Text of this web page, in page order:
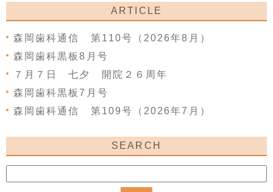
ARTICLE
森岡歯科通信 第110号（2026年8月）
森岡歯科黒板8月号
７月７日 七夕 開院２６周年
森岡歯科黒板7月号
森岡歯科通信 第109号（2026年7月）
SEARCH